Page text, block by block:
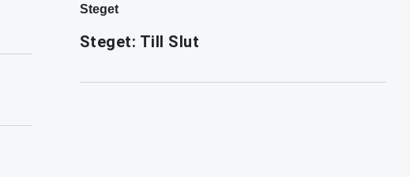
Steget
Steget: Till Slut